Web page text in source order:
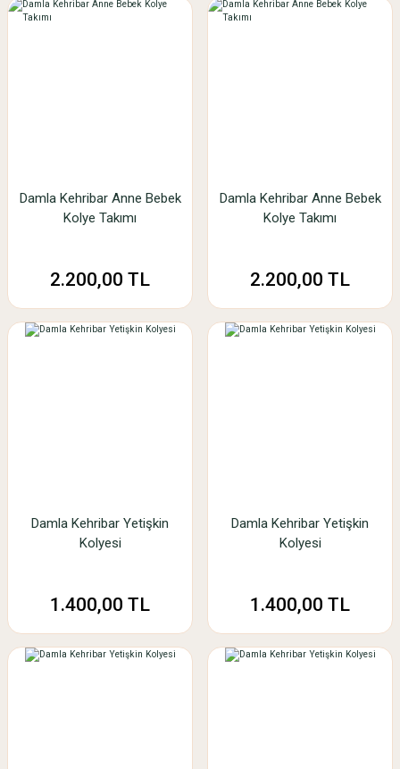
Damla Kehribar Anne Bebek
Kolye Takımı
2.200,00 TL
Damla Kehribar Anne Bebek
Kolye Takımı
2.200,00 TL
Damla Kehribar Yetişkin
Kolyesi
1.400,00 TL
Damla Kehribar Yetişkin
Kolyesi
1.400,00 TL